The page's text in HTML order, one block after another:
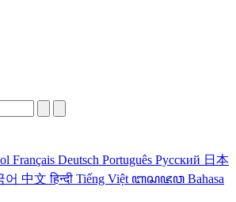
Français Deutsch Português Русский 日本
어 中文हिन्दी Tiếng Việt ꦧꦱꦗꦮ Bahasa